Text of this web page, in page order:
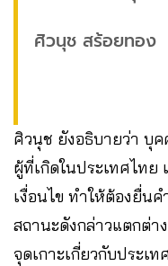
ศิวนุช สร้อยทอง
ศิวนุช ยังอธิบายว่า บุค
ผู้ที่เกิดในประเทศไทย
เงื่อนไข ทำให้ต้องยื่น
สถานะดังกล่าวแตกต่า
จุดเกาะเกี่ยวกับประเ